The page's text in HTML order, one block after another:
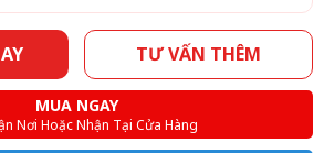
TƯ VẤN THÊM
MUA NGAY
Nơi Hoặc Nhận Tại Cửa Hàng